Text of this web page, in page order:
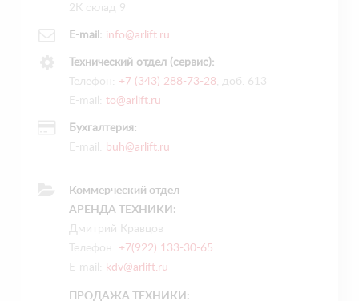
2К склад 9
E-mail: info@arlift.ru
Технический отдел (сервис):
Телефон: +7 (343) 288-73-28, доб. 613
E-mail: to@arlift.ru
Бухгалтерия:
E-mail: buh@arlift.ru
Коммерческий отдел
АРЕНДА ТЕХНИКИ:
Дмитрий Кравцов
Телефон: +7(922) 133-30-65
E-mail: kdv@arlift.ru
ПРОДАЖА ТЕХНИКИ: